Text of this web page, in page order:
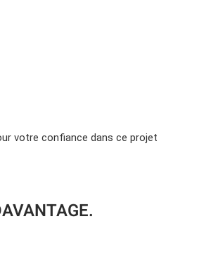
votre confiance dans ce projet